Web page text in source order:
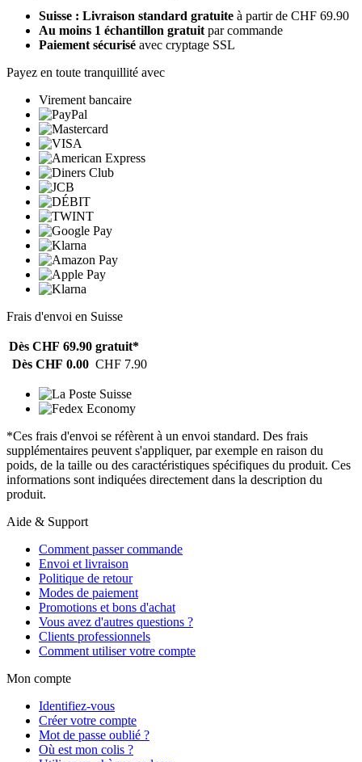
Suisse : Livraison standard gratuite à partir de CHF 69.90
Au moins 1 échantillon gratuit par commande
Paiement sécurisé avec cryptage SSL
Payez en toute tranquillité avec
Virement bancaire
Frais d'envoi en Suisse
Dès CHF 69.90 gratuit*
Dès CHF 0.00 CHF 7.90
*Ces frais d'envoi se réfèrent à un envoi standard. Des frais
supplémentaires peuvent s'appliquer, par exemple en raison du
poids, de la taille ou des caractéristiques spécifiques du produit. Ces
informations sont indiquées directement dans la description du
produit.
Aide & Support
Comment passer commande
Envoi et livraison
Politique de retour
Modes de paiement
Promotions et bons d'achat
Vous avez d'autres questions ?
Clients professionnels
Comment utiliser votre compte
Mon compte
Identifiez-vous
Créer votre compte
Mot de passe oublié ?
Où est mon colis ?